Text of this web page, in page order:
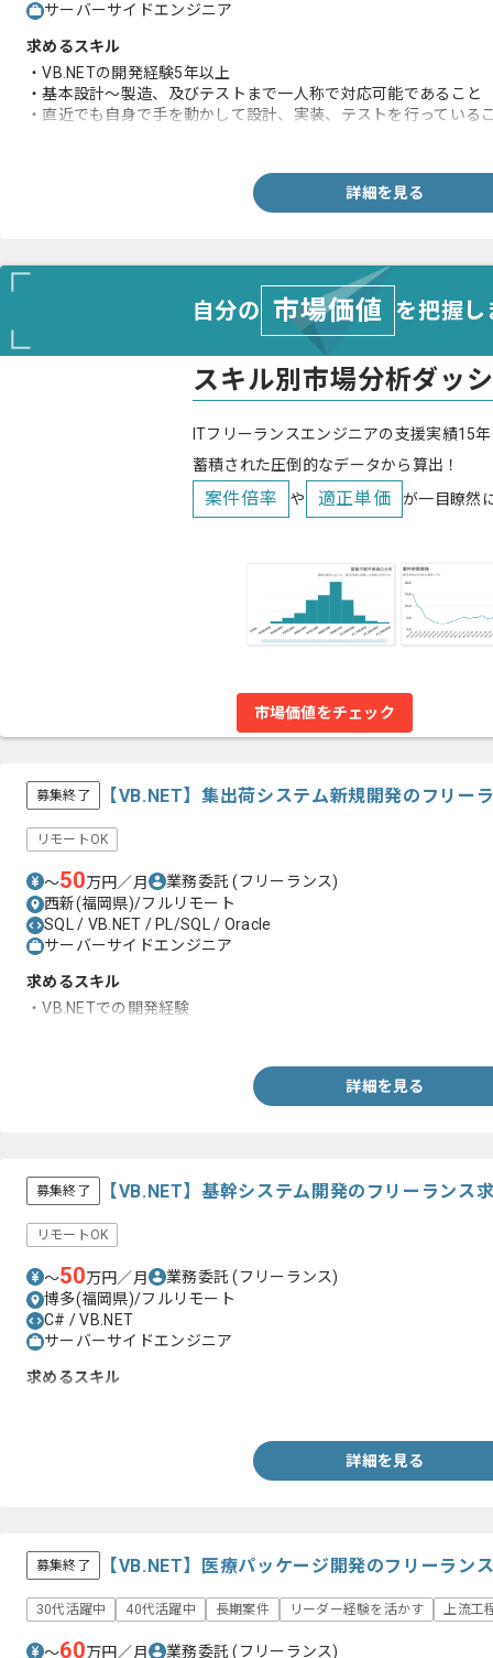
サーバーサイドエンジニア
求めるスキル
・VB.NETの開発経験5年以上
・基本設計～製造、及びテストまで一人称で対応可能であること
・直近でも自身で手を動かして設計、実装、テストを行っている
詳細を見る
自分の 市場価値 を把握
スキル別市場分析ダッ
ITフリーランスエンジニアの支援実績15
蓄積された圧倒的なデータから算出！
案件倍率 や 適正単価 が一目瞭然
市場価値をチェック
募集終了 【VB.NET】集出荷システム新規開発のフリー
リモートOK
〜50万円／月 業務委託(フリーランス)
西新(福岡県)/フルリモート
SQL / VB.NET / PL/SQL / Oracle
サーバーサイドエンジニア
求めるスキル
・VB.NETでの開発経験
詳細を見る
募集終了 【VB.NET】基幹システム開発のフリーランス
リモートOK
〜50万円／月 業務委託(フリーランス)
博多(福岡県)/フルリモート
C# / VB.NET
サーバーサイドエンジニア
求めるスキル
詳細を見る
募集終了 【VB.NET】医療パッケージ開発のフリーラン
30代活躍中 40代活躍中 長期案件 リーダー経験を活かす 上流工
〜60万円／月 業務委託(フリーランス)